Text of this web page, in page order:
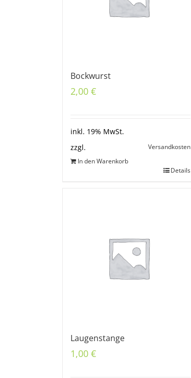
Bockwurst
2,00 €
inkl. 19% MwSt.
zzgl.
Versandkosten
In den Warenkorb
Details
Laugenstange
1,00 €